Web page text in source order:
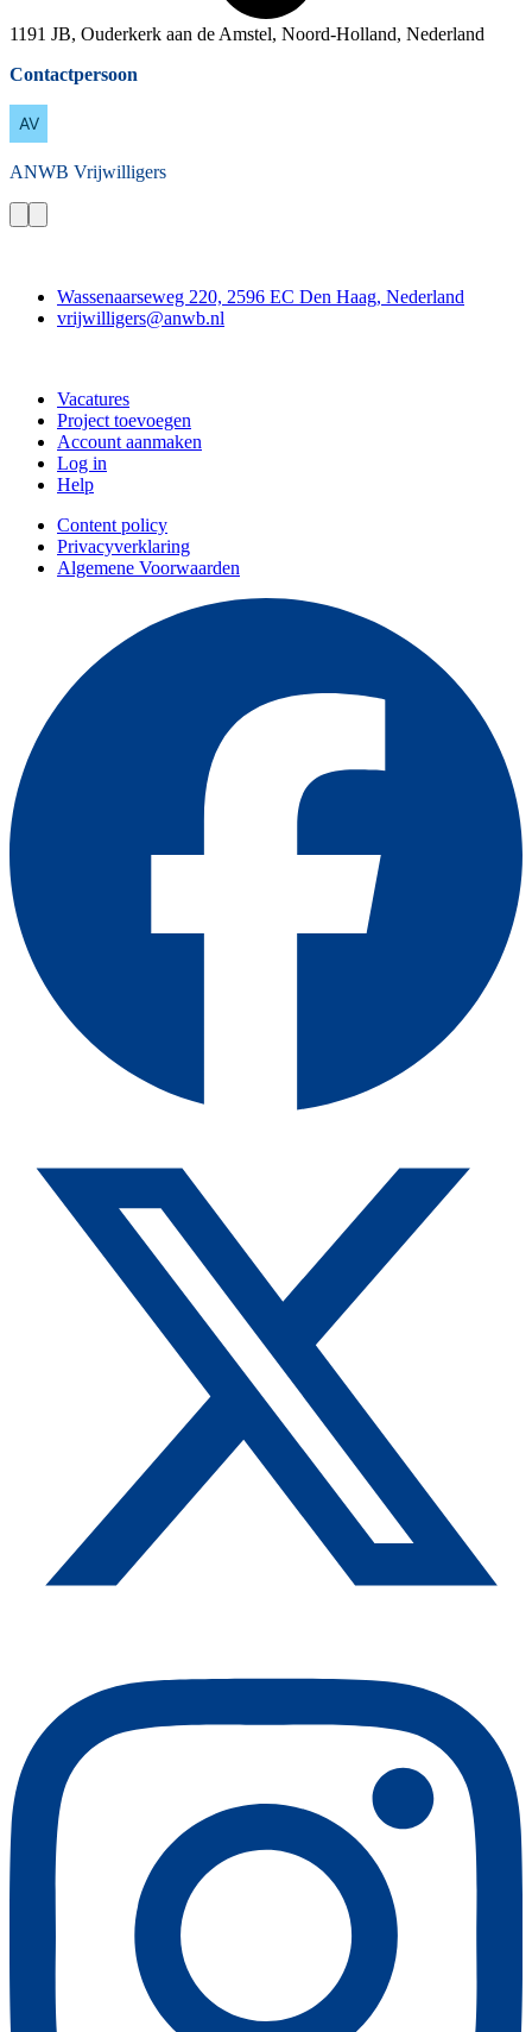
1191 JB, Ouderkerk aan de Amstel, Noord-Holland, Nederland
Contactpersoon
ANWB Vrijwilligers
Wassenaarseweg 220, 2596 EC Den Haag, Nederland
vrijwilligers@anwb.nl
Vacatures
Project toevoegen
Account aanmaken
Log in
Help
Content policy
Privacyverklaring
Algemene Voorwaarden